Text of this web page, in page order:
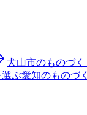
犬山市のものづ
ぶ愛知のものづ